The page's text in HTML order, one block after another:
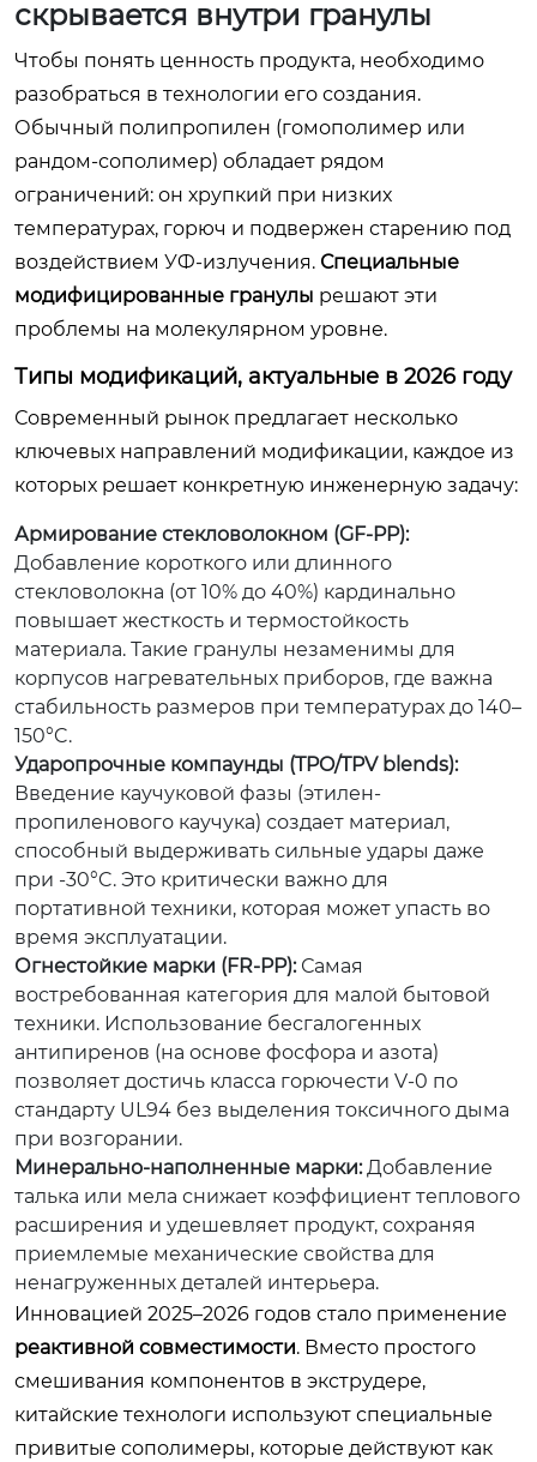
скрывается внутри гранулы
Чтобы понять ценность продукта, необходимо
разобраться в технологии его создания.
Обычный полипропилен (гомополимер или
рандом-сополимер) обладает рядом
ограничений: он хрупкий при низких
температурах, горюч и подвержен старению под
воздействием УФ-излучения. Специальные
модифицированные гранулы решают эти
проблемы на молекулярном уровне.
Типы модификаций, актуальные в 2026 году
Современный рынок предлагает несколько
ключевых направлений модификации, каждое из
которых решает конкретную инженерную задачу:
Армирование стекловолокном (GF-PP):
Добавление короткого или длинного
стекловолокна (от 10% до 40%) кардинально
повышает жесткость и термостойкость
материала. Такие гранулы незаменимы для
корпусов нагревательных приборов, где важна
стабильность размеров при температурах до 140–
150°C.
Ударопрочные компаунды (TPO/TPV blends):
Введение каучуковой фазы (этилен-
пропиленового каучука) создает материал,
способный выдерживать сильные удары даже
при -30°C. Это критически важно для
портативной техники, которая может упасть во
время эксплуатации.
Огнестойкие марки (FR-PP):Самая
востребованная категория для малой бытовой
техники. Использование бесгалогенных
антипиренов (на основе фосфора и азота)
позволяет достичь класса горючести V-0 по
стандарту UL94 без выделения токсичного дыма
при возгорании.
Минерально-наполненные марки:Добавление
талька или мела снижает коэффициент теплового
расширения и удешевляет продукт, сохраняя
приемлемые механические свойства для
ненагруженных деталей интерьера.
Инновацией 2025–2026 годов стало применение
реактивной совместимости. Вместо простого
смешивания компонентов в экструдере,
китайские технологи используют специальные
привитые сополимеры, которые действуют как